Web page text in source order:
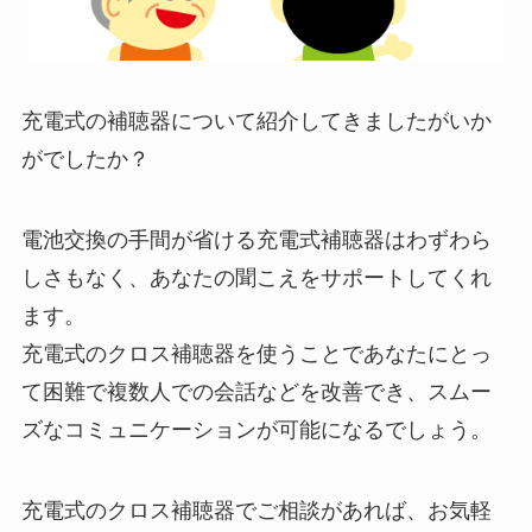
充電式の補聴器について紹介してきましたがいか
がでしたか？
電池交換の手間が省ける充電式補聴器はわずわら
しさもなく、あなたの聞こえをサポートしてくれ
ます。
充電式のクロス補聴器を使うことであなたにとっ
て困難で複数人での会話などを改善でき、スムー
ズなコミュニケーションが可能になるでしょう。
充電式のクロス補聴器でご相談があれば、お気軽